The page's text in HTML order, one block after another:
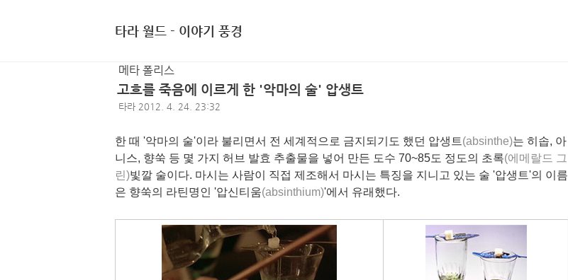
타라 월드 - 이야기 풍경
메타 폴리스
고흐를 죽음에 이르게 한 '악마의 술' 압생트
타라 2012. 4. 24. 23:32
한 때 '악마의 술'이라 불리면서 전 세계적으로 금지되기도 했던 압생트(absinthe)는 히솝, 아
니스, 향쑥 등 몇 가지 허브 발효 추출물을 넣어 만든 도수 70~85도 정도의 초록(에메랄드 그
린)빛깔 술이다. 마시는 사람이 직접 제조해서 마시는 특징을 지니고 있는 술 '압생트'의 이름
은 향쑥의 라틴명인 '압신티움(absinthium)'에서 유래했다.